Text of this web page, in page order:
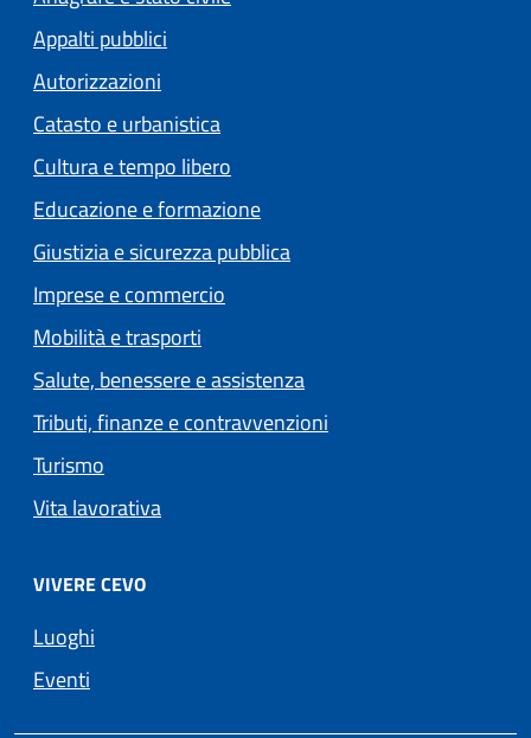
Appalti pubblici
Autorizzazioni
Catasto e urbanistica
Cultura e tempo libero
Educazione e formazione
Giustizia e sicurezza pubblica
Imprese e commercio
Mobilità e trasporti
Salute, benessere e assistenza
Tributi, finanze e contravvenzioni
Turismo
Vita lavorativa
VIVERE CEVO
Luoghi
Eventi